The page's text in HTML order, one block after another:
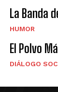
La Banda
HUMOR
El Polvo
DIÁLOGO